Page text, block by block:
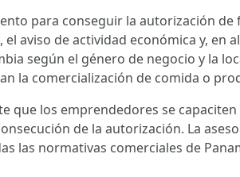
para conseguir la autorización
aviso de actividad económica y, en
según el género de negocio y la
la comercialización de comida o
que los emprendedores se
de la autorización. La
las normativas comerciales de